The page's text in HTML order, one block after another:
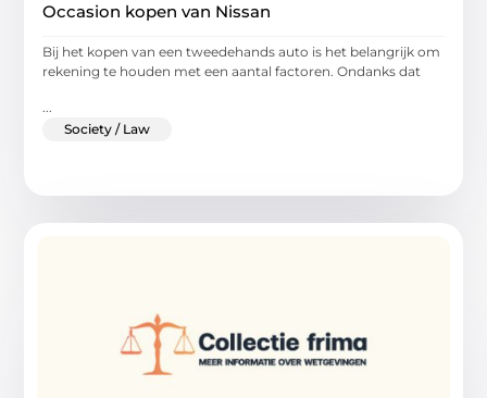
Occasion kopen van Nissan
Bij het kopen van een tweedehands auto is het belangrijk om
rekening te houden met een aantal factoren. Ondanks dat
Society / Law